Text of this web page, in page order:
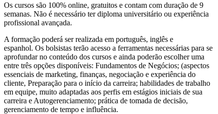
Os cursos são 100% online, gratuitos e contam com duração de 9
semanas. Não é necessário ter diploma universitário ou experiência
profissional avançada.
A formação poderá ser realizada em português, inglês e
espanhol. Os bolsistas terão acesso a ferramentas necessárias para se
aprofundar no conteúdo dos cursos e ainda poderão escolher uma
entre três opções disponíveis: Fundamentos de Negócios; (aspectos
essenciais de marketing, finanças, negociação e experiência do
cliente, Preparação para o início da carreira; habilidades de trabalho
em equipe, muito adaptadas aos perfis em estágios iniciais de sua
carreira e Autogerenciamento; prática de tomada de decisão,
gerenciamento de tempo e influência.